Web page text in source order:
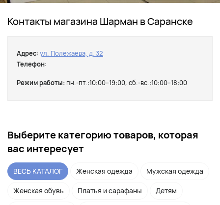
Контакты магазина Шарман в Саранске
Адрес: ул. Полежаева, д. 32
Телефон:
Режим работы: пн.-пт.:10:00–19:00, сб.-вс.:10:00–18:00
Выберите категорию товаров, которая
вас интересует
ВЕСЬ КАТАЛОГ Женская одежда Мужская одежда
Женская обувь Платья и сарафаны Детям